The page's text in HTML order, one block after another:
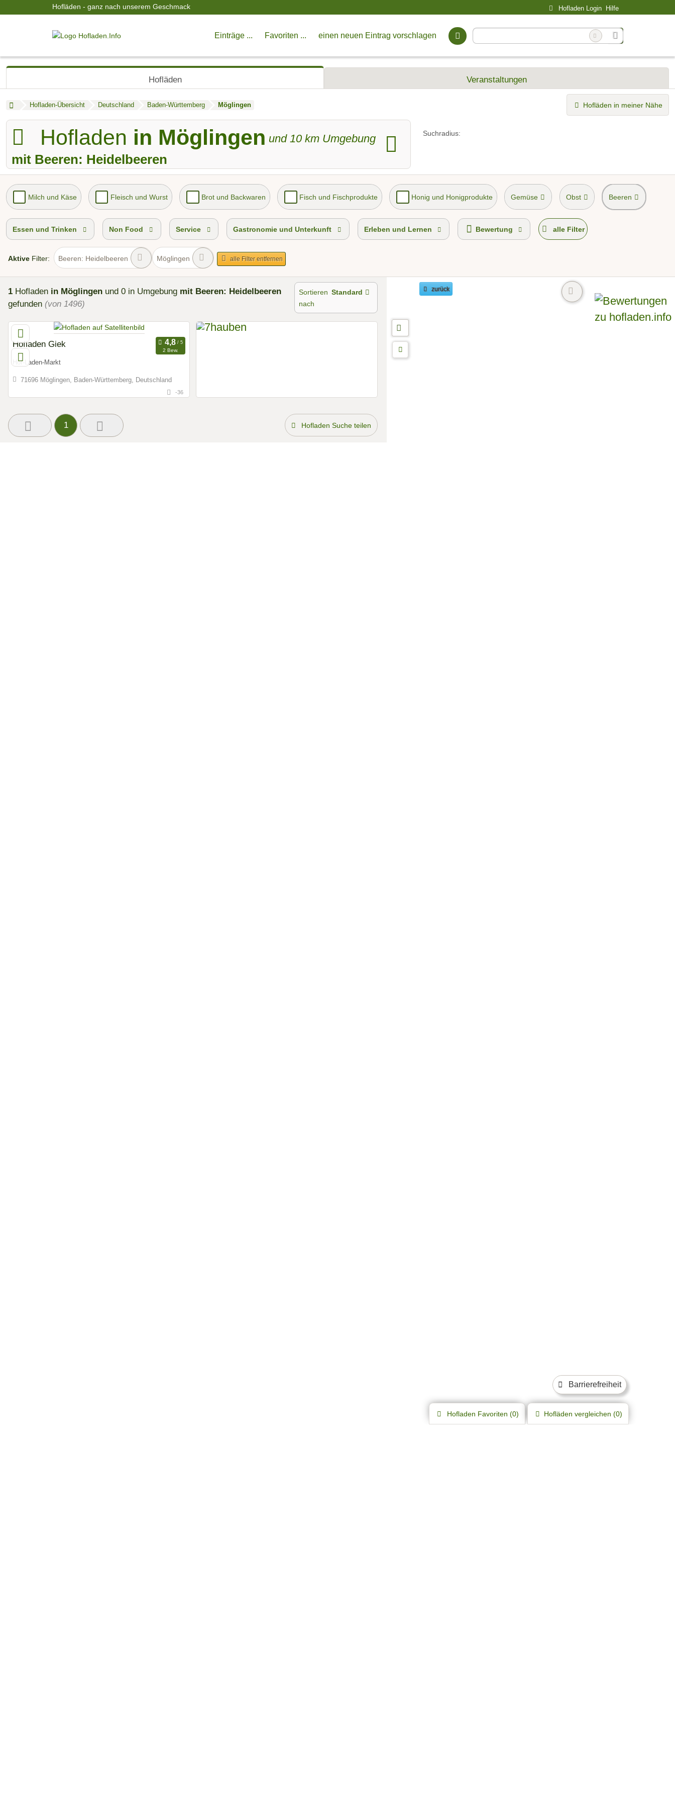
Hofläden - ganz nach unserem Geschmack
Barrierefreiheit
Hofladen Login Hilfe
Einträge ... Favoriten ... einen neuen Eintrag vorschlagen
Hofläden Veranstaltungen
Hofladen-Übersicht Deutschland Baden-Württemberg Möglingen Hofläden in meiner Nähe
Hofladen in Möglingen und10 km Umgebung
mit Beeren: Heidelbeeren
Suchradius:
Milch und Käse Fleisch und Wurst Brot und Backwaren Fisch und Fischprodukte Honig und Honigprodukte Gemüse Obst Beeren
Essen und Trinken Non Food Service Gastronomie und Unterkunft Erleben und Lernen Bewertung alle Filter
Aktive Filter: Beeren: Heidelbeeren Möglingen alle Filter entfernen
1 Hofladen in Möglingen und 0 in Umgebung mit Beeren: Heidelbeeren
gefunden (von 1496)
Sortieren
nach
Standard
Hofladen Giek
2 Bew.
Hof-Laden-Markt
71696 Möglingen, Baden-Württemberg, Deutschland
-36
1 Hofladen Suche teilen
Hofladen Favoriten (0) Hofläden vergleichen (0)
zurück